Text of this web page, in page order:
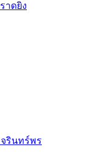
าดยิง
รินทร์พร